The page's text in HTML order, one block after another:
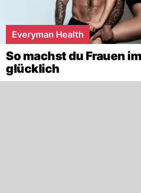
Everyman Health
So machst du Frauen
glücklich